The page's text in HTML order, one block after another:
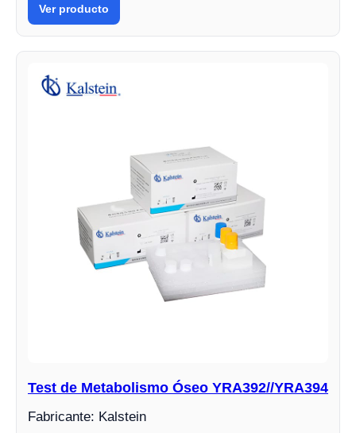
Ver producto
Test de Metabolismo Óseo YRA392//YRA394
Fabricante: Kalstein